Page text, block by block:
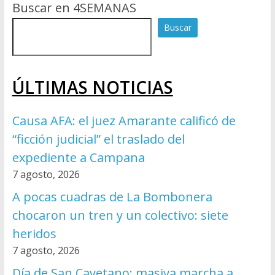
Buscar en 4SEMANAS
Buscar
ÚLTIMAS NOTICIAS
Causa AFA: el juez Amarante calificó de
“ficción judicial” el traslado del
expediente a Campana
7 agosto, 2026
A pocas cuadras de La Bombonera
chocaron un tren y un colectivo: siete
heridos
7 agosto, 2026